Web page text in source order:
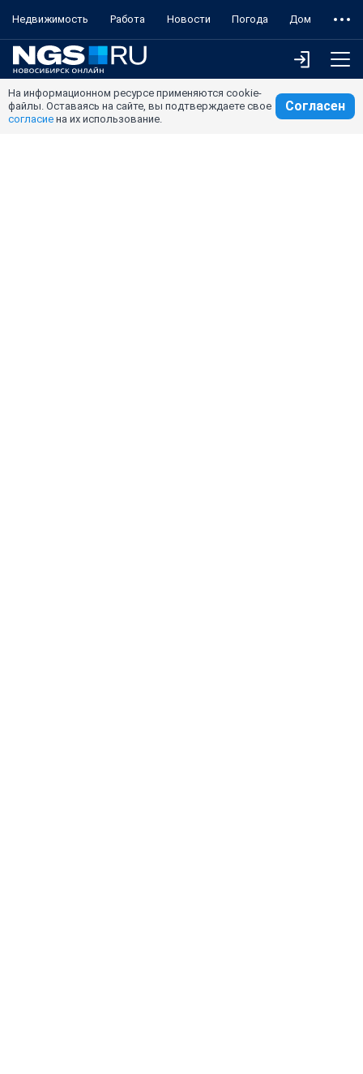
Недвижимость Работа Новости Погода Дом
На информационном ресурсе применяются cookie-
файлы. Оставаясь на сайте, вы подтверждаете свое
согласие на их использование.
Согласен